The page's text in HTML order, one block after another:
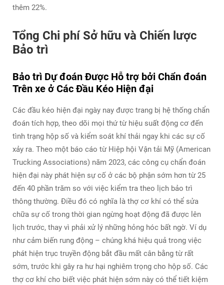
thêm 22%.
Tổng Chi phí Sở hữu và Chiến lược
Bảo trì
Bảo trì Dự đoán Được Hỗ trợ bởi Chẩn đoán
Trên xe ở Các Đầu Kéo Hiện đại
Các đầu kéo hiện đại ngày nay được trang bị hệ thống chẩn
đoán tích hợp, theo dõi mọi thứ từ hiệu suất động cơ đến
tình trạng hộp số và kiểm soát khí thải ngay khi các sự cố
xảy ra. Theo một báo cáo từ Hiệp hội Vận tải Mỹ (American
Trucking Associations) năm 2023, các công cụ chẩn đoán
hiện đại này phát hiện sự cố ở các bộ phận sớm hơn từ 25
đến 40 phần trăm so với việc kiểm tra theo lịch bảo trì
thông thường. Điều đó có nghĩa là thợ cơ khí có thể sửa
chữa sự cố trong thời gian ngừng hoạt động đã được lên
lịch trước, thay vì phải xử lý những hỏng hóc bất ngờ. Ví dụ
như cảm biến rung động – chúng khá hiệu quả trong việc
phát hiện trục truyền động bắt đầu mất cân bằng từ rất
sớm, trước khi gây ra hư hại nghiêm trọng cho hộp số. Các
thợ cơ khí cho biết việc phát hiện sớm này có thể tiết kiệm